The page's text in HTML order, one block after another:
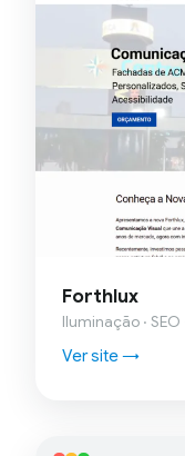
Forthlux
Iluminação ·
Ver site →